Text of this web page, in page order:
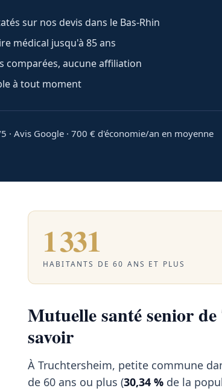
sur nos devis dans le Bas-Rhin
médical jusqu'à 85 ans
comparées, aucune affiliation
à tout moment
· Avis Google · 700 € d'économie/an en moyenne
1 331
HABITANTS DE 60 ANS ET PLUS
Mutuelle santé senior
savoir
À Truchtersheim, petite commune
de 60 ans ou plus (30,34 % de la